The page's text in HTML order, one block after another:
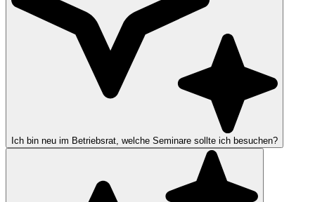
Ich bin neu im Betriebsrat, welche Seminare sollte ich besuchen?